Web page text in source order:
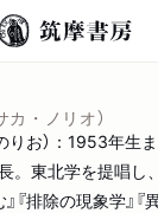
カ・ノリオ）
りお）：1953年生
。東北学を提唱し
『排除の現象学』『